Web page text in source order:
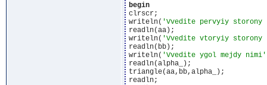
begin
clrscr;
writeln( 'Vvedite pervyiy
readln(aa);
writeln( 'Vvedite vtoryiy storony
readln(bb);
writeln( 'Vvedite ygol mejdy nimi'
readln(alpha_);
triangle(aa,bb,alpha_);
readln;